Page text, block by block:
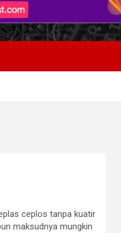
ceplos tanpa kuatir
maksudnya mungkin